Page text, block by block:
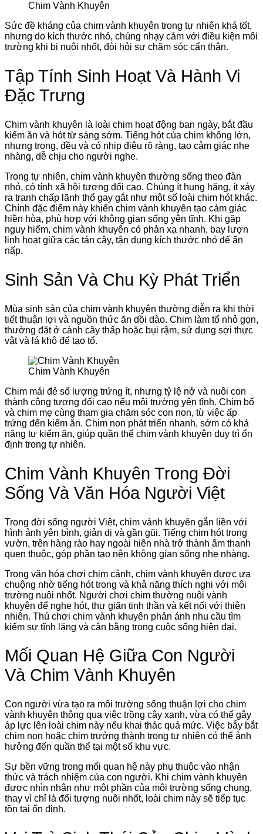
Chim Vành Khuyên
Sức đề kháng của chim vành khuyên trong tự nhiên khá tốt,
nhưng do kích thước nhỏ, chúng nhạy cảm với điều kiện môi
trường khi bị nuôi nhốt, đòi hỏi sự chăm sóc cẩn thận.
Tập Tính Sinh Hoạt Và Hành Vi
Đặc Trưng
Chim vành khuyên là loài chim hoạt động ban ngày, bắt đầu
kiếm ăn và hót từ sáng sớm. Tiếng hót của chim không lớn,
nhưng trong, đều và có nhịp điệu rõ ràng, tạo cảm giác nhẹ
nhàng, dễ chịu cho người nghe.
Trong tự nhiên, chim vành khuyên thường sống theo đàn
nhỏ, có tính xã hội tương đối cao. Chúng ít hung hăng, ít xảy
ra tranh chấp lãnh thổ gay gắt như một số loài chim hót khác.
Chính đặc điểm này khiến chim vành khuyên tạo cảm giác
hiền hòa, phù hợp với không gian sống yên tĩnh. Khi gặp
nguy hiểm, chim vành khuyên có phản xạ nhanh, bay lượn
linh hoạt giữa các tán cây, tận dụng kích thước nhỏ để ẩn
nấp.
Sinh Sản Và Chu Kỳ Phát Triển
Mùa sinh sản của chim vành khuyên thường diễn ra khi thời
tiết thuận lợi và nguồn thức ăn dồi dào. Chim làm tổ nhỏ gọn,
thường đặt ở cành cây thấp hoặc bụi rậm, sử dụng sợi thực
vật và lá khô để tạo tổ.
Chim Vành Khuyên
Chim mái đẻ số lượng trứng ít, nhưng tỷ lệ nở và nuôi con
thành công tương đối cao nếu môi trường yên tĩnh. Chim bố
và chim mẹ cùng tham gia chăm sóc con non, từ việc ấp
trứng đến kiếm ăn. Chim non phát triển nhanh, sớm có khả
năng tự kiếm ăn, giúp quần thể chim vành khuyên duy trì ổn
định trong tự nhiên.
Chim Vành Khuyên Trong Đời
Sống Và Văn Hóa Người Việt
Trong đời sống người Việt, chim vành khuyên gắn liền với
hình ảnh yên bình, giản dị và gần gũi. Tiếng chim hót trong
vườn, trên hàng rào hay ngoài hiên nhà trở thành âm thanh
quen thuộc, góp phần tạo nên không gian sống nhẹ nhàng.
Trong văn hóa chơi chim cảnh, chim vành khuyên được ưa
chuộng nhờ tiếng hót trong và khả năng thích nghi với môi
trường nuôi nhốt. Người chơi chim thường nuôi vành
khuyên để nghe hót, thư giãn tinh thần và kết nối với thiên
nhiên. Thú chơi chim vành khuyên phản ánh nhu cầu tìm
kiếm sự tĩnh lặng và cân bằng trong cuộc sống hiện đại.
Mối Quan Hệ Giữa Con Người
Và Chim Vành Khuyên
Con người vừa tạo ra môi trường sống thuận lợi cho chim
vành khuyên thông qua việc trồng cây xanh, vừa có thể gây
áp lực lên loài chim này nếu khai thác quá mức. Việc bẫy bắt
chim non hoặc chim trưởng thành trong tự nhiên có thể ảnh
hưởng đến quần thể tại một số khu vực.
Sự bền vững trong mối quan hệ này phụ thuộc vào nhận
thức và trách nhiệm của con người. Khi chim vành khuyên
được nhìn nhận như một phần của môi trường sống chung,
thay vì chỉ là đối tượng nuôi nhốt, loài chim này sẽ tiếp tục
tồn tại ổn định.